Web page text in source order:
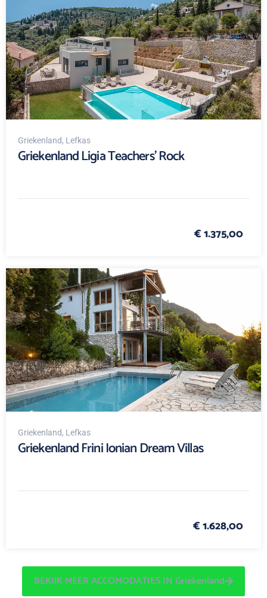
Griekenland, Lefkas
Griekenland Ligia Teachers' Rock
€ 1.375,00
Griekenland, Lefkas
Griekenland Frini Ionian Dream Villas
€ 1.628,00
BEKIJK MEER ACCOMODATIES IN Griekenland